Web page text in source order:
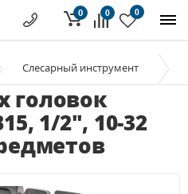
0 0
0
Слесарный инструмент
головок
1/2", 10-32